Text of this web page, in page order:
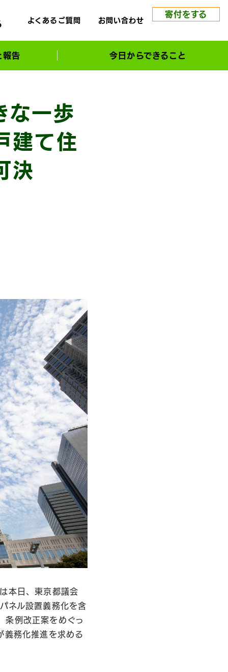
よくあるご質問 お問い合わせ
寄付をする
報告 今日からできること
な一歩
建て住
決
本日、東京都議会
ネル設置義務化を含
条例改正案をめぐっ
義務化推進を求める